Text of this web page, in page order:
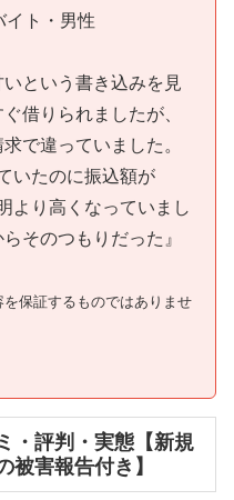
イト・男性
いという書き込みを見
借りられましたが、
で違っていました。
いたのに振込額が
より高くなっていまし
そのつもりだった』
保証するものではありませ
・評判・実態【新規
被害報告付き】